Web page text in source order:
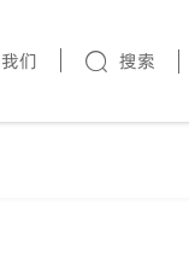
们 搜索